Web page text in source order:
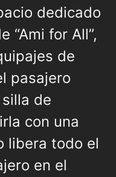
dedicado
“Ami for All”,
de
pasajero
de
con una
libera todo el
en el